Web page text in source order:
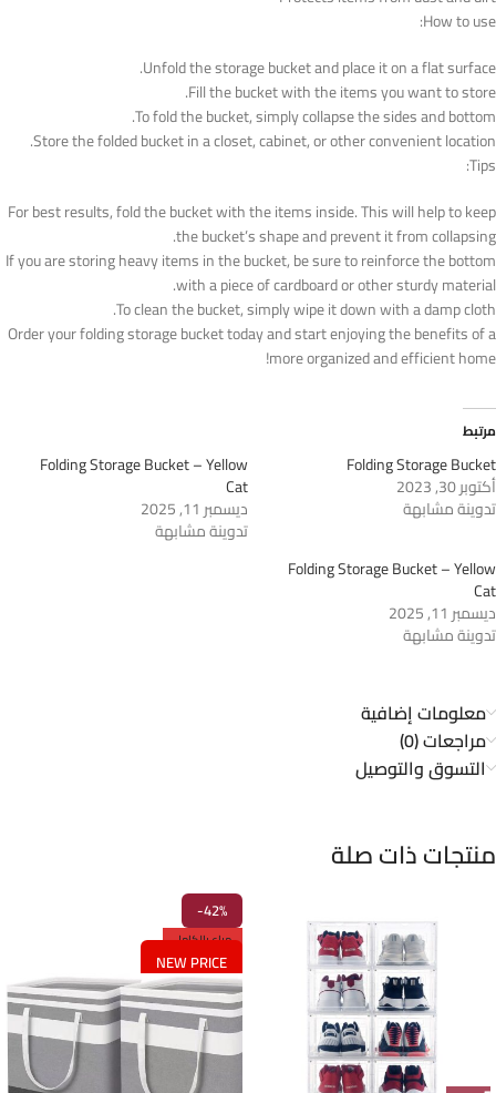
How to use:
Unfold the storage bucket and place it on a flat surface.
Fill the bucket with the items you want to store.
To fold the bucket, simply collapse the sides and bottom.
Store the folded bucket in a closet, cabinet, or other convenient location.
Tips:
For best results, fold the bucket with the items inside. This will help to keep
the bucket’s shape and prevent it from collapsing.
If you are storing heavy items in the bucket, be sure to reinforce the bottom
with a piece of cardboard or other sturdy material.
To clean the bucket, simply wipe it down with a damp cloth.
Order your folding storage bucket today and start enjoying the benefits of a
more organized and efficient home!
مرتبط
Folding Storage Bucket
أكتوبر 30, 2023
تدوينة مشابهة
Folding Storage Bucket – Yellow
Cat
ديسمبر 11, 2025
تدوينة مشابهة
Folding Storage Bucket – Yellow
Cat
ديسمبر 11, 2025
تدوينة مشابهة
معلومات إضافية
مراجعات (0)
التسوق والتوصيل
منتجات ذات صلة
-42%
مباع بالكامل
NEW PRICE